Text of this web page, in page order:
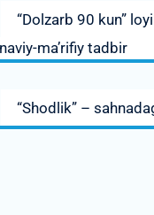
Previous
post:
“Dolzarb 90 kun”
ma’rifiy tadbir
Next
post:
“Shodlik” –